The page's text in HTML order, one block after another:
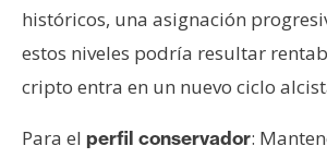
históricos, una asignación
estos niveles podría resultar
cripto entra en un nuevo ciclo
Para el perfil conservador: